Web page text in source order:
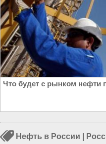
Что будет с рынком
Нефть в России